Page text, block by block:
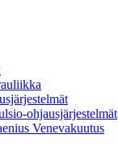
ohjausjärjestelmät
Venevakuutus